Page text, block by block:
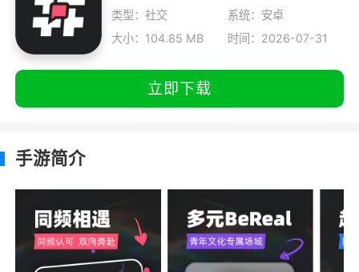
类型：社交
系统：安卓
大小：104.85 MB
时间：2026-07-31
立即下载
手游简介